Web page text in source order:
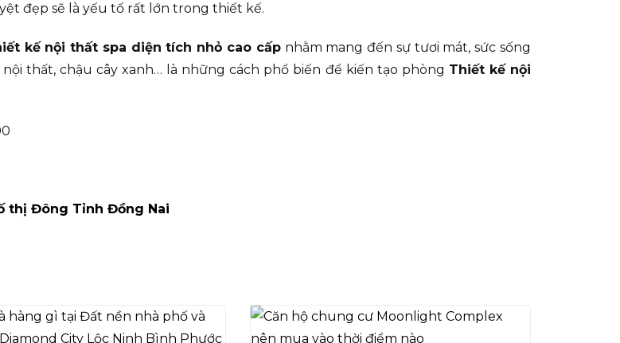
đẹp sẽ là yếu tố rất lớn trong thiết kế.
kế nội thất spa diện tích nhỏ cao cấpnhằm mang đến sự tươi mát, sức sống
thất, chậu cây xanh… là những cách phổ biến để kiến tạo phòng Thiết kế nội
thị Đông Tỉnh Đồng Nai